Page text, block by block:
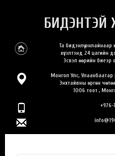
БИДЭНТЭЙ
Та бидэнлүү
хүсэлтэнд 24 цагийн
Эсвэл өөрийн биеэр
Монгол Улс, Улаанбаатар
Энхтайвны өргөн
1006 тоот ,
+976-